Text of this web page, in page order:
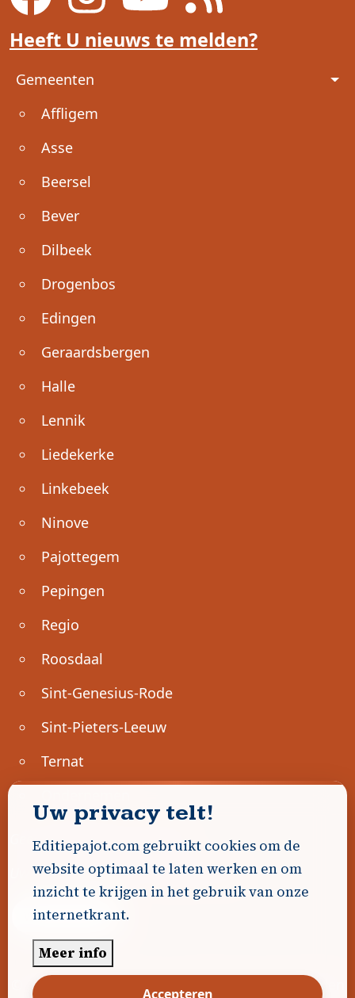
Heeft U nieuws te melden?
Voet
Gemeenten
Affligem
Asse
Beersel
Bever
Dilbeek
Drogenbos
Edingen
Geraardsbergen
Halle
Lennik
Liedekerke
Linkebeek
Ninove
Pajottegem
Pepingen
Regio
Roosdaal
Sint-Genesius-Rode
Sint-Pieters-Leeuw
Ternat
Geen advertenties gevonden.
Uw advertentie hier? Contacteer ons!
Word Partner!
© 2026 Editiepajot.com
Algemene voorwaarden
Uw privacy telt!
Editiepajot.com gebruikt cookies om de
website optimaal te laten werken en om
inzicht te krijgen in het gebruik van onze
internetkrant.
Meer info
Accepteren